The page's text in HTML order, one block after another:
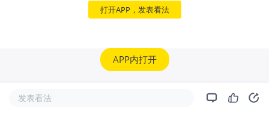
打开APP，发表看法
APP内打开
发表看法